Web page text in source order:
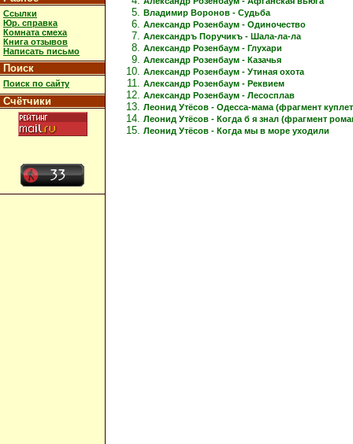
Ссылки
Юр. справка
Комната смеха
Книга отзывов
Написать письмо
Поиск
Поиск по сайту
Счётчики
Владимир Воронов - Судьба
Александр Розенбаум - Одиночество
Александръ Поручикъ - Шала-ла-ла
Александр Розенбаум - Глухари
Александр Розенбаум - Казачья
Александр Розенбаум - Утиная охота
Александр Розенбаум - Реквием
Александр Розенбаум - Лесосплав
Леонид Утёсов - Одесса-мама (фрагмент
Леонид Утёсов - Когда б я знал (фрагмент
Леонид Утёсов - Когда мы в море уходили